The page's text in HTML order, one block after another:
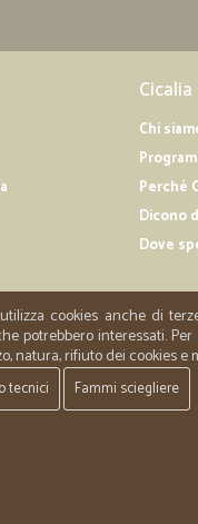
Cicalia
Chi
Perché
Dicono
Dove
cookies anche di
potrebbero interessati.
natura, rifiuto dei cookies
tecnici Fammi sciegliere